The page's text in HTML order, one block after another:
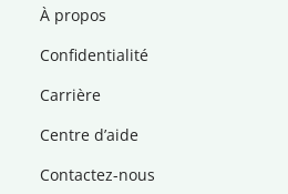
À propos
Confidentialité
Carrière
Centre d’aide
Contactez-nous